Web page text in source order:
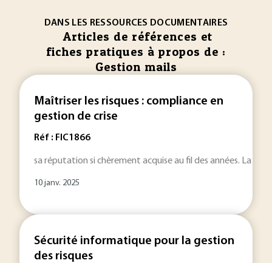
DANS LES RESSOURCES DOCUMENTAIRES
Articles de références et
fiches pratiques à propos de :
Gestion mails
Maîtriser les risques : compliance en
gestion de crise
Réf : FIC1866
sa réputation si chèrement acquise au fil des années. La
10 janv. 2025
Sécurité informatique pour la gestion
des risques